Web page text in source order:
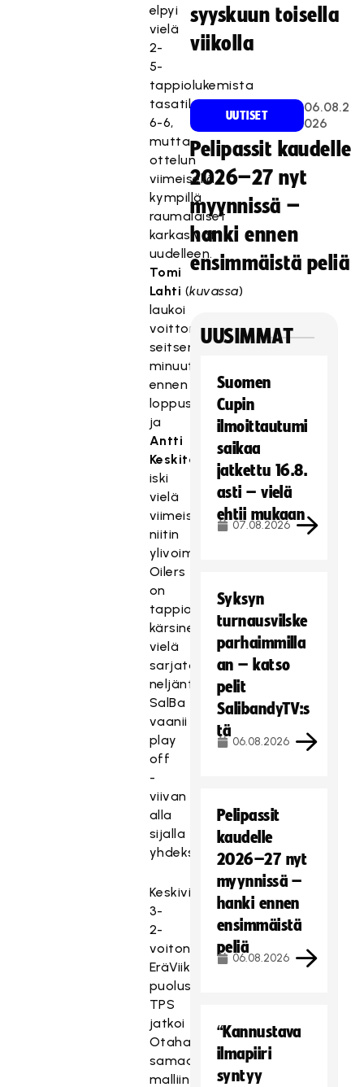
elpyi
vielä
2-
5-
tappiolukemista
tasatilanteeseen
6-6,
mutta
ottelun
viimeisellä
kympillä
raumalaiset
karkasivat
uudelleen.
Tomi
Lahti (kuvassa)
laukoi
voittomaalin
seitsemän
minuuttia
ennen
loppusummeria,
ja
Antti
Keskitalo
iski
vielä
viimeisen
niitin
ylivoimalla.
Oilers
on
tappion
kärsineenäkin
vielä
sarjataulukossa
neljäntenä.
SalBa
vaanii
play
off
-
viivan
alla
sijalla
yhdeksän.
Keskiviikkona
3-
2-
voiton
EräViikingeistä
puolustanut
TPS
jatkoi
Otahallissa
samaan
malliin
syyskuun toisella
viikolla
UUTISET
06.08.2
026
Pelipassit kaudelle
2026–27 nyt
myynnissä –
hanki ennen
ensimmäistä peliä
UUSIMMAT
Suomen
Cupin
ilmoittautumi
saikaa
jatkettu 16.8.
asti – vielä
ehtii mukaan
07.08.2026
Syksyn
turnausvilske
parhaimmilla
an – katso
pelit
SalibandyTV:s
tä
06.08.2026
Pelipassit
kaudelle
2026–27 nyt
myynnissä –
hanki ennen
ensimmäistä
peliä
06.08.2026
“Kannustava
ilmapiiri
syntyy